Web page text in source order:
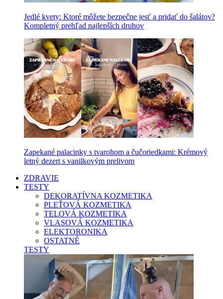
Jedlé kvety: Ktoré môžete bezpečne jesť a pridať do šalátov?
Kompletný prehľad najlepších druhov
Zapekané palacinky s tvarohom a čučoriedkami: Krémový
letný dezert s vanilkovým prelivom
ZDRAVIE
TESTY
DEKORATÍVNA KOZMETIKA
PLEŤOVÁ KOZMETIKA
TELOVÁ KOZMETIKA
VLASOVÁ KOZMETIKA
ELEKTORONIKA
OSTATNÉ
TESTY